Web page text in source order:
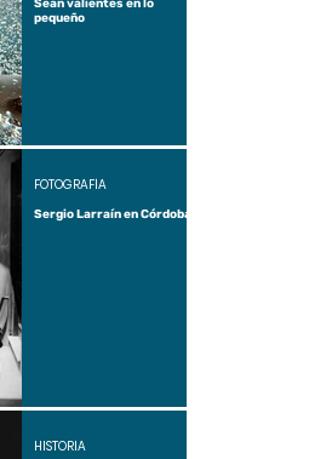
Sean valientes en lo
pequeño
Sergio Larraín en Córdoba
FOTOGRAFÍA
HISTORIA